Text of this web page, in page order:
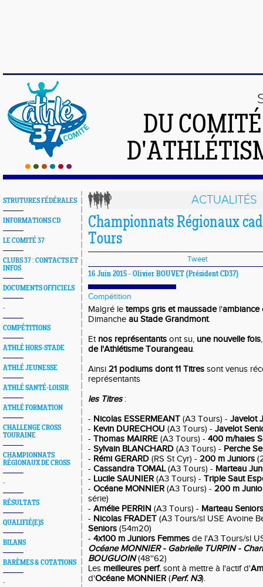
DU
STRUTURES FÉDÉRALES
INFORMATIONS CD
LE COMITÉ 37
CLUBS 37 : CONTACTS ET
INFOS
DOCUMENTS OFFICIELS
-
COMPÉTITIONS
ATHLÉ HORS-STADE
ATHLÉ JEUNESSE
ATHLÉ SANTÉ-LOISIR
ATHLÉ FORMATION
CHALLENGE CROSS
TOURAINE
CHAMPIONNATS
RÉGIONAUX DE CROSS
-
RÉSULTATS
QUALIFIÉ(E)S
BILANS
BARÈMES & COTATIONS
-
ACTUALITÉS
Championnats Régionaux
Tours
Tweet
16 Juin 2015 - Olivier BOUVET (Président CD37)
Compétition
Malgré le temps gris et maussadel'ambiance
Dimanche au Stade Grandmont.
Et nos représentants ont su, une nouvelle fois
de l'Athlétisme Tourangeau.
Ainsi 21 podiums dont 11 Titres sont venus
représentants
les Titres:
- Nicolas ESSERMEANT (A3 Tours) - Javelot
- Kevin DURECHOU (A3 Tours) - Javelot
- Thomas MAIRRE (A3 Tours) - 400 m/haies
- Sylvain BLANCHARD (A3 Tours) - Perche
- Rémi GERARD (RS St Cyr) - 200 m Juniors
- Cassandra TOMAL(A3 Tours) - Marteau
- Lucile SAUNIER (A3 Tours) - Triple Saut
- Océane MONNIER (A3 Tours) - 200 m
série)
- Amélie PERRIN (A3 Tours) - Marteau Seniors
- Nicolas FRADET (A3 Tours/sl USE Avoine
Seniors (54m20)
- 4x100 m Juniors Femmes de l'A3 Tours/sl
Océane MONNIER - Gabrielle TURPIN -
BOUGUOIN(48''62)
Les meilleures perf. sont à mettre à l'actif d'
d'Océane MONNIER (Perf. N3).